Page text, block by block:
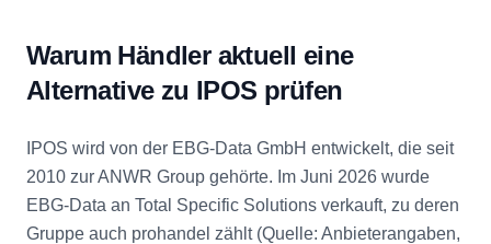
Warum Händler aktuell eine
Alternative zu IPOS prüfen
IPOS wird von der EBG-Data GmbH entwickelt, die seit
2010 zur ANWR Group gehörte. Im Juni 2026 wurde
EBG-Data an Total Specific Solutions verkauft, zu deren
Gruppe auch prohandel zählt (Quelle: Anbieterangaben,